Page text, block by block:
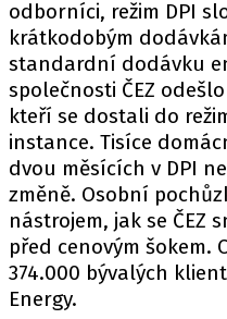
odborníci, režim DPI
krátkodobým
standardní dodávku
společnosti ČEZ
kteří se dostali do
instance. Tisíce
dvou měsících v DPI
změně. Osobní
nástrojem, jak se ČEZ
před cenovým šokem.
374.000 bývalých
Energy.